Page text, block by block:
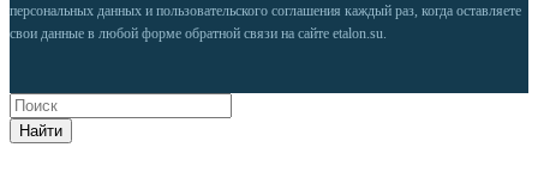
персональных данных и пользовательского соглашения каждый раз, когда оставляете
свои данные в любой форме обратной связи на сайте etalon.su.
Найти